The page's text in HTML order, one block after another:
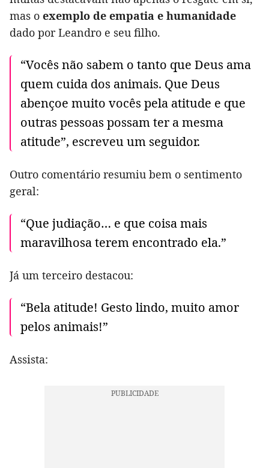
mas o exemplo de empatia e humanidade
dado por Leandro e seu filho.
“Vocês não sabem o tanto que Deus ama
quem cuida dos animais. Que Deus
abençoe muito vocês pela atitude e que
outras pessoas possam ter a mesma
atitude”, escreveu um seguidor.
Outro comentário resumiu bem o sentimento
geral:
“Que judiação… e que coisa mais
maravilhosa terem encontrado ela.”
Já um terceiro destacou:
“Bela atitude! Gesto lindo, muito amor
pelos animais!”
Assista: